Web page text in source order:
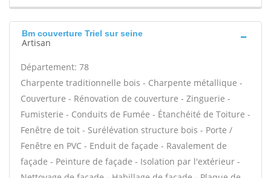
Bm couverture Triel sur seine
Artisan
Département: 78
Charpente traditionnelle bois - Charpente métallique -
Couverture - Rénovation de couverture - Zinguerie -
Fumisterie - Conduits de Fumée - Étanchéité de Toiture -
Fenêtre de toit - Surélévation structure bois - Porte /
Fenêtre en PVC - Enduit de façade - Ravalement de
façade - Peinture de façade - Isolation par l'extérieur -